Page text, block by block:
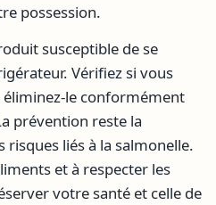
possession.
susceptible de se
Vérifiez si vous
éliminez-le conformément
prévention reste la
liés à la salmonelle.
et à respecter les
votre santé et celle de